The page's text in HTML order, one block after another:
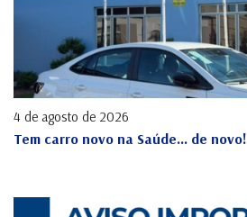
4 de agosto de 2026
Tem carro novo na Saúde... de novo!